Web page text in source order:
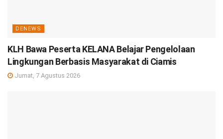
DENEWS
KLH Bawa Peserta KELANA Belajar Pengelolaan
Lingkungan Berbasis Masyarakat di Ciamis
Jumat, 7 Agustus 2026